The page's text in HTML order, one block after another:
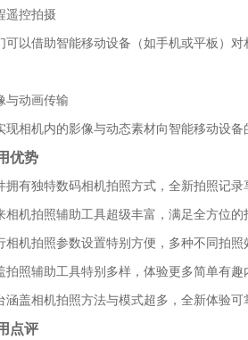
遥控拍摄
可以借助智能移动设备（如手机或平板）
与动画传输
现相机内的影像与动态素材向智能移动设
优势
拥有独特数码相机拍照方式，全新拍照记录
相机拍照辅助工具超级丰富，满足全方位的
相机拍照参数设置特别方便，多种不同拍照
拍照辅助工具特别多样，体验更多简单有趣
涵盖相机拍照方法与模式超多，全新体验可
点评